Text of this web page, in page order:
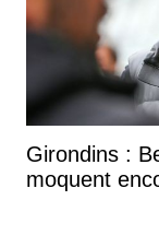
Girondins :
moquent